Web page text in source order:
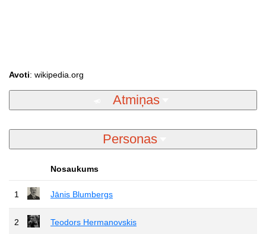
Avoti: wikipedia.org
Atmiņas
Personas
Nosaukums
1 Jānis Blumbergs
2 Teodors Hermanovskis